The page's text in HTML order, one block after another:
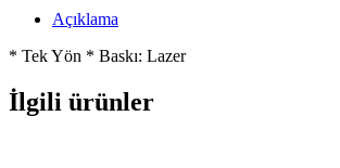
Açıklama
* Tek Yön * Baskı: Lazer
İlgili ürünler